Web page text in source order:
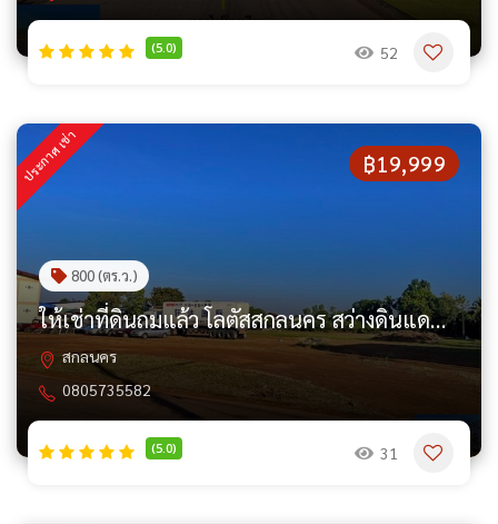
(5.0) 52
฿19,999
ประกาศ เช่า
800 (ตร.ว.)
ให้เช่าที่ดินถมแล้ว โลตัสสกลนคร สว่างดินแดน สว่างแดนดิน 2 ไร่ ทำ
สกลนคร
0805735582
(5.0) 31